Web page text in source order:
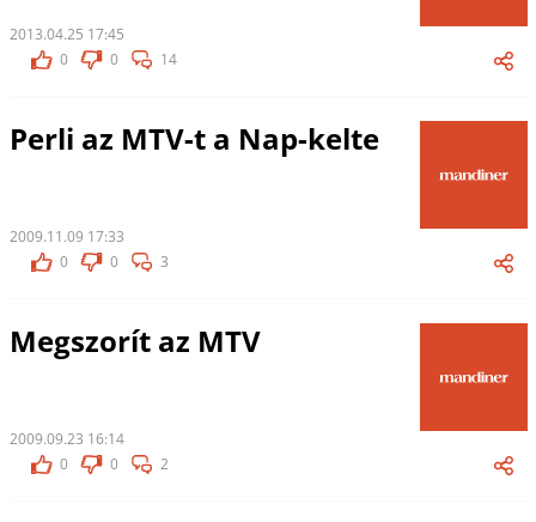
2013.04.25 17:45
0
0 14
Perli az MTV-t a Nap-kelte
2009.11.09 17:33
0
0 3
Megszorít az MTV
2009.09.23 16:14
0
0 2